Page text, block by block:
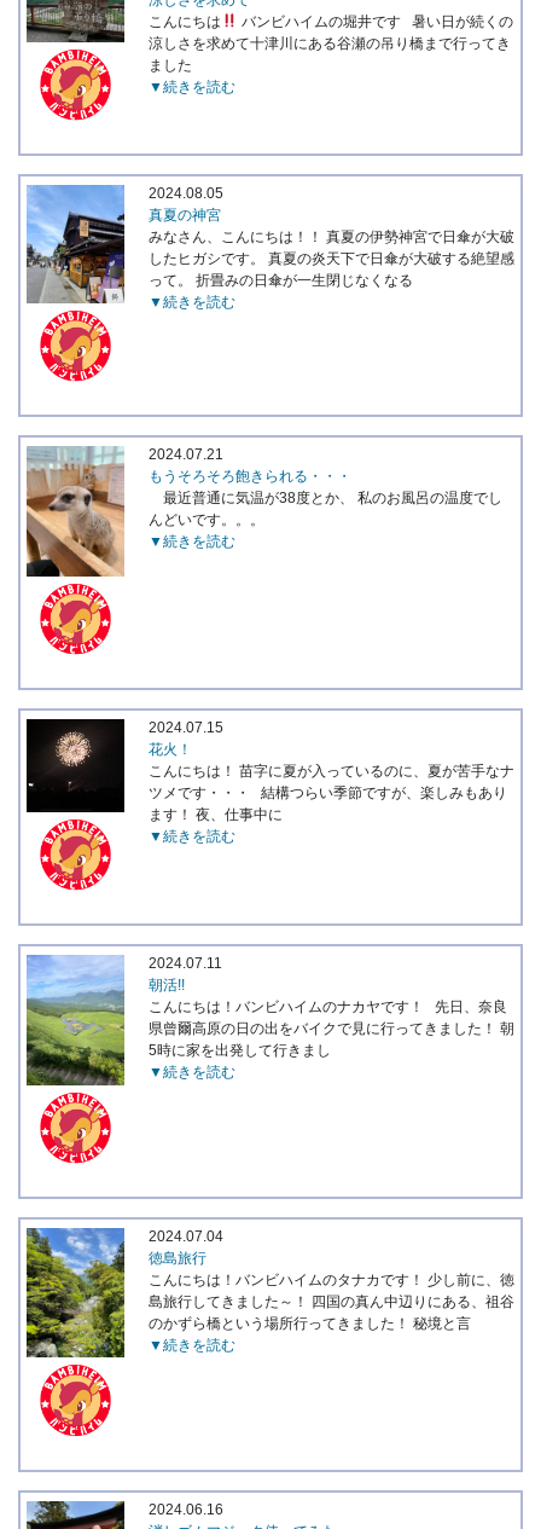
こんにちは
バンビハイムの堀井です 暑い日が続くの
涼しさを求めて十津川にある谷瀬の吊り橋まで行ってき
ました
▼続きを読む
2024.08.05
真夏の神宮
みなさん、こんにちは！！ 真夏の伊勢神宮で日傘が大破
したヒガシです。 真夏の炎天下で日傘が大破する絶望感
って。 折畳みの日傘が一生閉じなくなる
▼続きを読む
2024.07.21
もうそろそろ飽きられる・・・
最近普通に気温が38度とか、 私のお風呂の温度でし
んどいです。。。
▼続きを読む
2024.07.15
花火！
こんにちは！ 苗字に夏が入っているのに、夏が苦手なナ
ツメです・・・ 結構つらい季節ですが、楽しみもあり
ます！ 夜、仕事中に
▼続きを読む
2024.07.11
朝活!!
こんにちは！バンビハイムのナカヤです！ 先日、奈良
県曾爾高原の日の出をバイクで見に行ってきました！ 朝
5時に家を出発して行きまし
▼続きを読む
2024.07.04
徳島旅行
こんにちは！バンビハイムのタナカです！ 少し前に、徳
島旅行してきました～！ 四国の真ん中辺りにある、祖谷
のかずら橋という場所行ってきました！ 秘境と言
▼続きを読む
2024.06.16